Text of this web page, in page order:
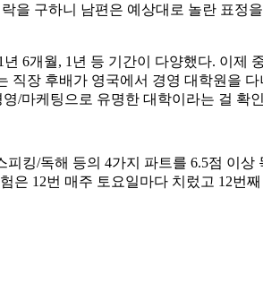
을 구하니 남편은 예상대로 놀란 표정
6개월, 1년 등 기간이 다양했다. 이제
장 후배가 영국에서 경영 대학원을
/마케팅으로 유명한 대학이라는 걸 확
킹/독해 등의 4가지 파트를 6.5점 이
12번 매주 토요일마다 치렀고 12번